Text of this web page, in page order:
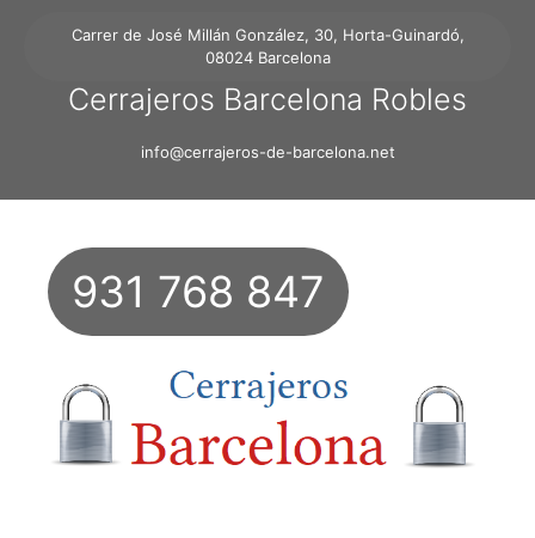
Carrer de José Millán González, 30, Horta-Guinardó,
08024 Barcelona
Cerrajeros Barcelona Robles
info@cerrajeros-de-barcelona.net
931 768 847